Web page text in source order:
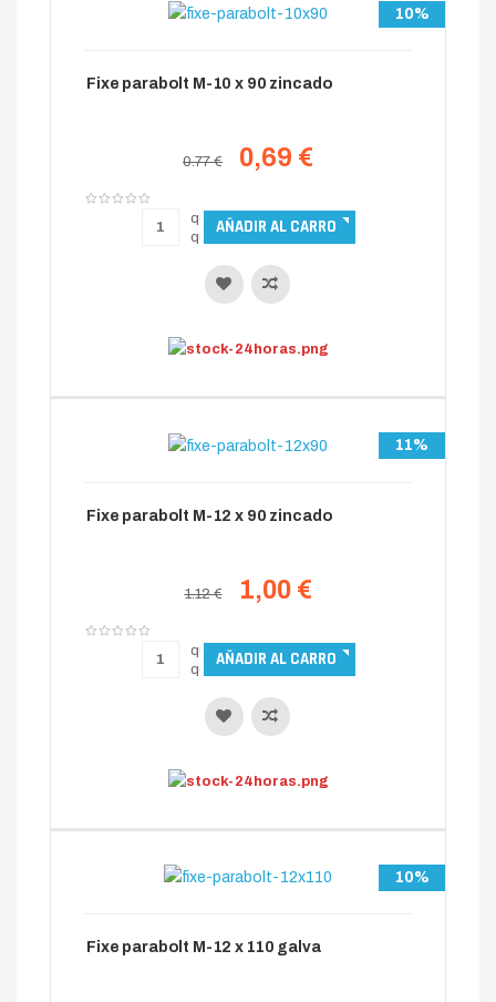
10%
Fixe parabolt M-10 x 90 zincado
0.77 € 0,69 €
11%
Fixe parabolt M-12 x 90 zincado
1.12 € 1,00 €
10%
Fixe parabolt M-12 x 110 galva